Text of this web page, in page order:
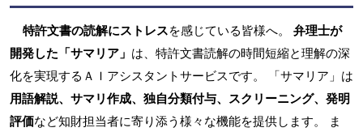
特許文書の読解にストレスを感じている皆様へ。 弁理士が
開発した「サマリア」 は、特許文書読解の時間短縮と理解の深
化を実現するＡＩアシスタントサービスです。 「サマリア」は
用語解説、サマリ作成、独自分類付与、スクリーニング、発明
評価など知財担当者に寄り添う様々な機能を提供します。 ま